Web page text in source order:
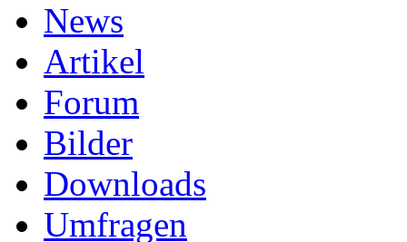
News
Artikel
Forum
Bilder
Downloads
Umfragen